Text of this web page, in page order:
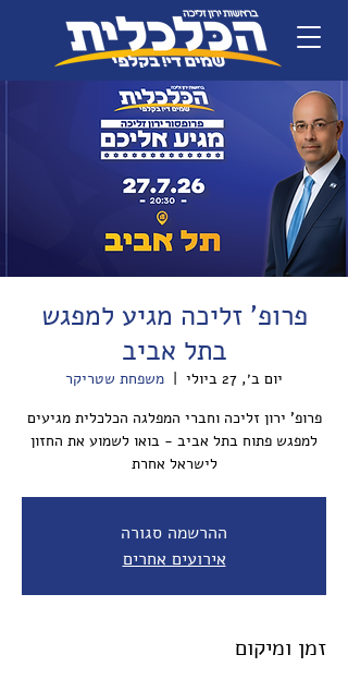
פרופ' זליכה מגיע למפגש
בתל אביב
יום ב׳, 27 ביולי
  |
משפחת שטריקר
פרופ' ירון זליכה וחברי המפלגה הכלכלית מגיעים
למפגש פתוח בתל אביב - בואו לשמוע את החזון
לישראל אחרת
ההרשמה סגורה
אירועים אחרים
זמן ומיקום